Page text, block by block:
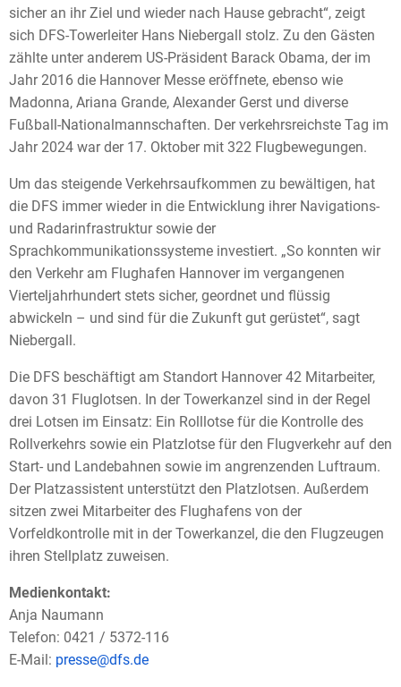
sicher an ihr Ziel und wieder nach Hause gebracht“, zeigt
sich DFS-Towerleiter Hans Niebergall stolz. Zu den Gästen
zählte unter anderem US-Präsident Barack Obama, der im
Jahr 2016 die Hannover Messe eröffnete, ebenso wie
Madonna, Ariana Grande, Alexander Gerst und diverse
Fußball-Nationalmannschaften. Der verkehrsreichste Tag im
Jahr 2024 war der 17. Oktober mit 322 Flugbewegungen.
Um das steigende Verkehrsaufkommen zu bewältigen, hat
die DFS immer wieder in die Entwicklung ihrer Navigations-
und Radarinfrastruktur sowie der
Sprachkommunikationssysteme investiert. „So konnten wir
den Verkehr am Flughafen Hannover im vergangenen
Vierteljahrhundert stets sicher, geordnet und flüssig
abwickeln – und sind für die Zukunft gut gerüstet“, sagt
Niebergall.
Die DFS beschäftigt am Standort Hannover 42 Mitarbeiter,
davon 31 Fluglotsen. In der Towerkanzel sind in der Regel
drei Lotsen im Einsatz: Ein Rolllotse für die Kontrolle des
Rollverkehrs sowie ein Platzlotse für den Flugverkehr auf den
Start- und Landebahnen sowie im angrenzenden Luftraum.
Der Platzassistent unterstützt den Platzlotsen. Außerdem
sitzen zwei Mitarbeiter des Flughafens von der
Vorfeldkontrolle mit in der Towerkanzel, die den Flugzeugen
ihren Stellplatz zuweisen.
Medienkontakt:
Anja Naumann
Telefon: 0421 / 5372-116
E-Mail: presse@dfs.de